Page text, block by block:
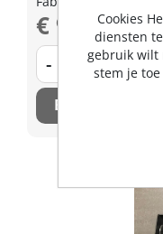
€ 9,12
-
Bestel nu!
Cookies
diensten
gebruik wilt
stem je